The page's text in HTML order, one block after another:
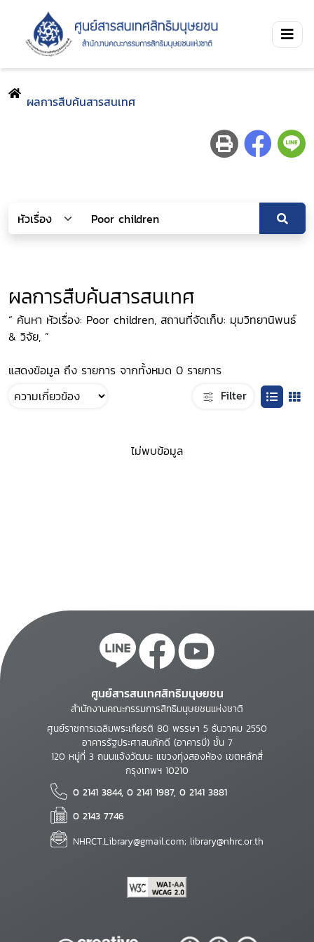
ผลการสืบค้นสารสนเทศ
ผลการสืบค้นสารสนเทศ
“ ค้นหา หัวเรื่อง: Poor children, สถานที่จัดเก็บ: มุมวิทยานิพนธ์
& วิจัย, ”
แสดงข้อมูล ถึง รายการ จากทั้งหมด 0 รายการ
Filter
ไม่พบข้อมูล
ศูนย์สารสนเทศสิทธิมนุษยชน
สำนักงานคณะกรรมการสิทธิมนุษยชนแห่งชาติ
ศูนย์ราชการเฉลิมพระเกียรติ 80 พรรษา 5 ธันวาคม 2550
อาคารรัฐประศาสนภักดี (อาคารบี) ชั้น 7
120 หมู่ที่ 3 ถนนแจ้งวัฒนะ แขวงทุ่งสองห้อง เขตหลักสี่
กรุงเทพฯ 10210
0 2141 3844, 0 2141 1987, 0 2141 3881
0 2143 7746
NHRCT.Library@gmail.com; library@nhrc.or.th